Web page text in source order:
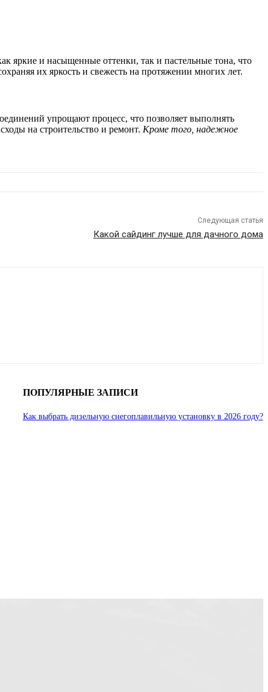
яркие и насыщенные оттенки, так и пастельные тона, что
их яркость и свежесть на протяжении многих лет.
упрощают процесс, что позволяет выполнять
на строительство и ремонт. Кроме того, надежное
Следующая статья
Какой сайдинг лучше для дачного дома
ПОПУЛЯРНЫЕ ЗАПИСИ
Как выбрать дизельную снегоплавильную установку в 2026 году?